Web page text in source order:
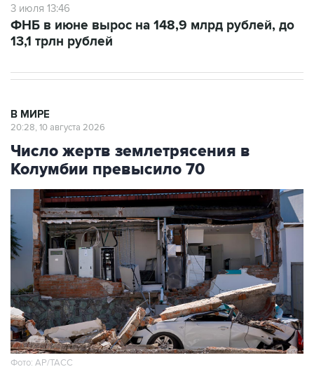
3 июля 13:46
ФНБ в июне вырос на 148,9 млрд рублей, до
13,1 трлн рублей
В МИРЕ
20:28, 10 августа 2026
Число жертв землетрясения в
Колумбии превысило 70
Фото: АР/ТАСС